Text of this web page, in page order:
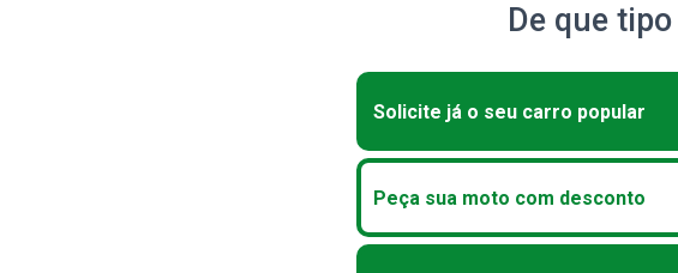
De que
Solicite já o seu carro popular
Peça sua moto com desconto